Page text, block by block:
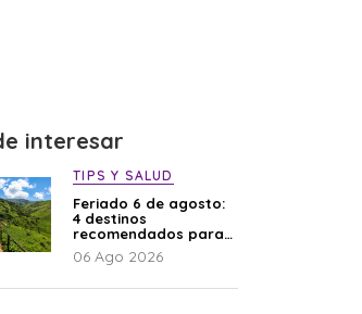
interesar
TIPS Y SALUD
Feriado 6 de agosto:
4 destinos
recomendados para
disfrutar el descanso
06 Ago 2026